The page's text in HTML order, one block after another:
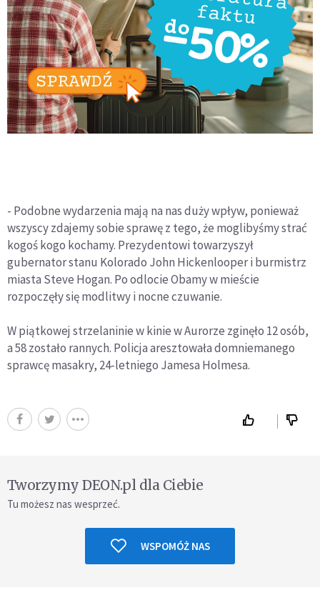
- Podobne wydarzenia mają na nas duży wpływ, ponieważ
wszyscy zdajemy sobie sprawę z tego, że moglibyśmy strać
kogoś kogo kochamy. Prezydentowi towarzyszył
gubernator stanu Kolorado John Hickenlooper i burmistrz
miasta Steve Hogan. Po odlocie Obamy w mieście
rozpoczęły się modlitwy i nocne czuwanie.
W piątkowej strzelaninie w kinie w Aurorze zginęło 12 osób,
a 58 zostało rannych. Policja aresztowała domniemanego
sprawcę masakry, 24-letniego Jamesa Holmesa.
Tworzymy DEON.pl dla Ciebie
Tu możesz nas wesprzeć.
WSPOMÓŻ NAS